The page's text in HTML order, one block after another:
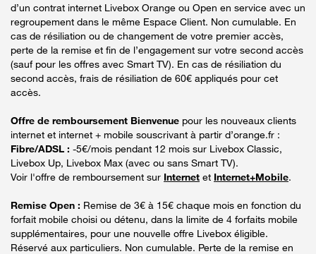
d’un contrat internet Livebox Orange ou Open en service avec un
regroupement dans le même Espace Client. Non cumulable. En
cas de résiliation ou de changement de votre premier accès,
perte de la remise et fin de l’engagement sur votre second accès
(sauf pour les offres avec Smart TV). En cas de résiliation du
second accès, frais de résiliation de 60€ appliqués pour cet
accès.
Offre de remboursement Bienvenue pour les nouveaux clients
internet et internet + mobile souscrivant à partir d’orange.fr :
Fibre/ADSL : -5€/mois pendant 12 mois sur Livebox Classic,
Livebox Up, Livebox Max (avec ou sans Smart TV).
Voir l'offre de remboursement sur Internet et Internet+Mobile.
Remise Open : Remise de 3€ à 15€ chaque mois en fonction du
forfait mobile choisi ou détenu, dans la limite de 4 forfaits mobile
supplémentaires, pour une nouvelle offre Livebox éligible.
Réservé aux particuliers. Non cumulable. Perte de la remise en